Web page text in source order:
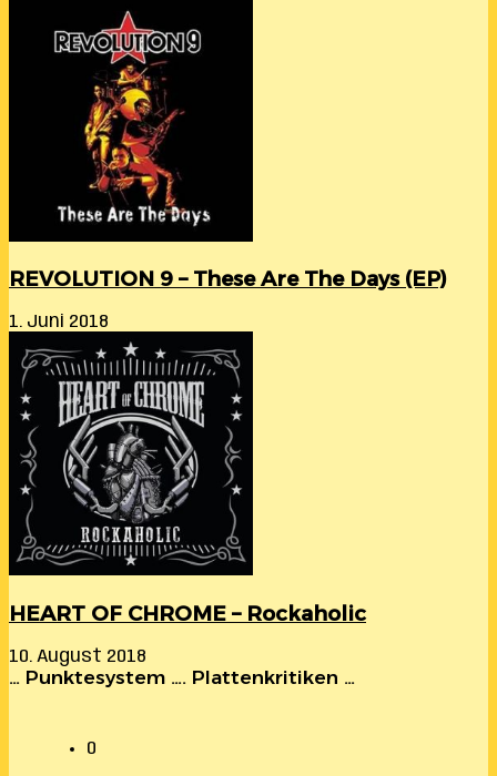
REVOLUTION 9 – These Are The Days (EP)
1. Juni 2018
HEART OF CHROME – Rockaholic
10. August 2018
… Punktesystem …. Plattenkritiken …
0